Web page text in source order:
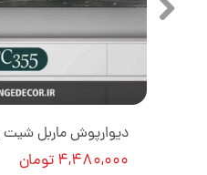
۴,۴۸۰,۰۰۰ تومان